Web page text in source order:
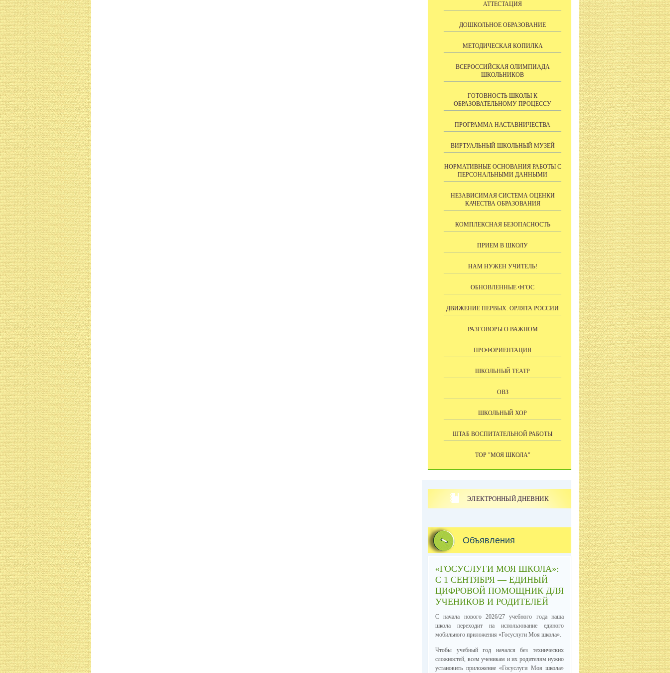
АТТЕСТАЦИЯ
ДОШКОЛЬНОЕ ОБРАЗОВАНИЕ
МЕТОДИЧЕСКАЯ КОПИЛКА
ВСЕРОССИЙСКАЯ ОЛИМПИАДА
ШКОЛЬНИКОВ
ГОТОВНОСТЬ ШКОЛЫ К
ОБРАЗОВАТЕЛЬНОМУ ПРОЦЕССУ
ПРОГРАММА НАСТАВНИЧЕСТВА
ВИРТУАЛЬНЫЙ ШКОЛЬНЫЙ МУЗЕЙ
НОРМАТИВНЫЕ ОСНОВАНИЯ РАБОТЫ С
ПЕРСОНАЛЬНЫМИ ДАННЫМИ
НЕЗАВИСИМАЯ СИСТЕМА ОЦЕНКИ
КАЧЕСТВА ОБРАЗОВАНИЯ
КОМПЛЕКСНАЯ БЕЗОПАСНОСТЬ
ПРИЕМ В ШКОЛУ
НАМ НУЖЕН УЧИТЕЛЬ!
ОБНОВЛЕННЫЕ ФГОС
ДВИЖЕНИЕ ПЕРВЫХ. ОРЛЯТА РОССИИ
РАЗГОВОРЫ О ВАЖНОМ
ПРОФОРИЕНТАЦИЯ
ШКОЛЬНЫЙ ТЕАТР
ОВЗ
ШКОЛЬНЫЙ ХОР
ШТАБ ВОСПИТАТЕЛЬНОЙ РАБОТЫ
ТОР "МОЯ ШКОЛА"
ЭЛЕКТРОННЫЙ ДНЕВНИК
Объявления
«ГОСУСЛУГИ МОЯ ШКОЛА»:
С 1 СЕНТЯБРЯ — ЕДИНЫЙ
ЦИФРОВОЙ ПОМОЩНИК ДЛЯ
УЧЕНИКОВ И РОДИТЕЛЕЙ
С начала нового 2026/27 учебного года наша
школа переходит на использование единого
мобильного приложения «Госуслуги Моя школа».
Чтобы учебный год начался без технических
сложностей, всем ученикам и их родителям нужно
установить приложение «Госуслуги Моя школа»